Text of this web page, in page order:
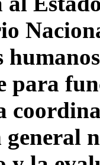
para